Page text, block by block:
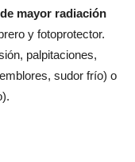
mayor radiación
y fotoprotector.
palpitaciones,
sudor frío) o